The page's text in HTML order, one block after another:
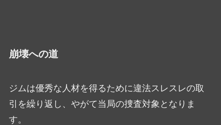
崩壊への道
ジムは優秀な人材を得るために違法スレスレの取
引を繰り返し、やがて当局の捜査対象となりま
す。